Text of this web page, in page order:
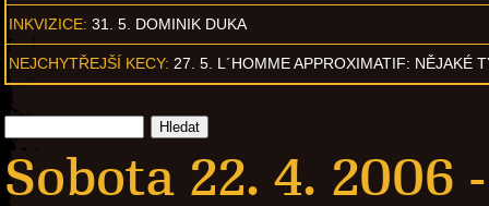
INKVIZICE: 31. 5. DOMINIK DUKA
NEJCHYTŘEJŠÍ KECY: 27. 5. L´HOMME APPROXIMATIF: NĚJAKÉ
Sobota 22. 4. 2006